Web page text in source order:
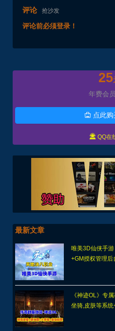
评论 抢沙发
评论前必须登录！
25
年费会
 点此
 QQ在
最新文章
唯美3D仙侠手
+GM授权管理后
《神迹OL》专
坐骑,皮肤等系